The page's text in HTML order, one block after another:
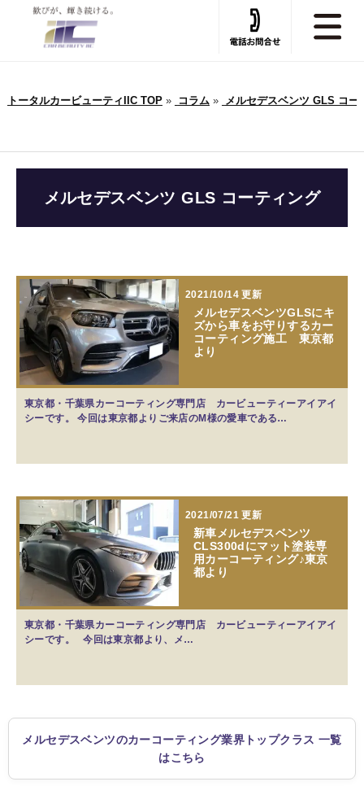
トータルカービューティIIC TOP» コラム» メルセデスベンツ GLS コー
メルセデスベンツ GLS コーティング
2021/10/14 更新
メルセデスベンツGLSにキ
ズから車をお守りするカー
コーティング施工 東京都
より
東京都・千葉県カーコーティング専門店 カービューティーアイアイ
シーです。 今回は東京都よりご来店のM様の愛車である…
2021/07/21 更新
新車メルセデスベンツ
CLS300dにマット塗装専
用カーコーティング♪東京
都より
東京都・千葉県カーコーティング専門店 カービューティーアイアイ
シーです。 今回は東京都より、メ…
メルセデスベンツのカーコーティング業界トップクラス 一覧
はこちら